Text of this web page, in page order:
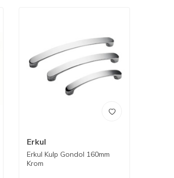
Erkul
Erkul Kulp Gondol 160mm
Krom